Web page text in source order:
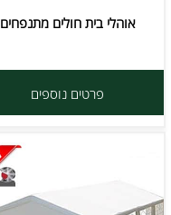
אוהלי בית חולים מתנפחים
פרטים נוספים